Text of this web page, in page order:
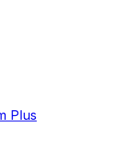
Plus